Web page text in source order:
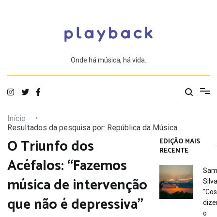
Onde há música, há vida.
Início
Resultados da pesquisa por: República da Música
O Triunfo dos
Acéfalos: “Fazemos
música de intervenção
que não é depressiva”
EDIÇÃO MAIS
RECENTE
o